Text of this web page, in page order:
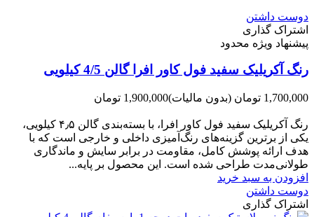
دوست داشتن
اشتراک گذاری
پیشنهاد ویژه محدود
رنگ آکریلیک سفید فول کاور افرا گالن 4/5 کیلویی
1,700,000 تومان (بدون مالیات)1,900,000 تومان
رنگ آکریلیک سفید فول کاور افرا، با بسته‌بندی گالن ۴٫۵ کیلویی،
یکی از برترین گزینه‌های رنگ‌آمیزی داخلی و خارجی است که با
هدف ارائه پوشش کامل، مقاومت در برابر سایش و ماندگاری
طولانی‌مدت طراحی شده است. این محصول بر پایه...
افزودن به سبد خرید
دوست داشتن
اشتراک گذاری